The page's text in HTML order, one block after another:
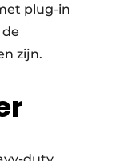
plug-in
zijn.